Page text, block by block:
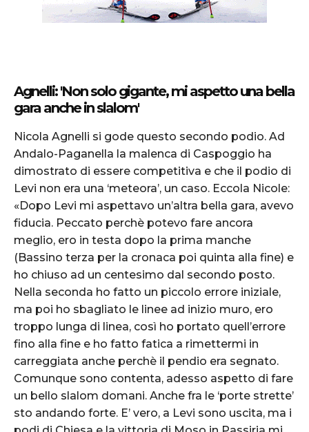
Agnelli: 'Non solo gigante, mi aspetto una bella
gara anche in slalom'
Nicola Agnelli si gode questo secondo podio. Ad
Andalo-Paganella la malenca di Caspoggio ha
dimostrato di essere competitiva e che il podio di
Levi non era una ‘meteora’, un caso. Eccola Nicole:
«Dopo Levi mi aspettavo un’altra bella gara, avevo
fiducia. Peccato perchè potevo fare ancora
meglio, ero in testa dopo la prima manche
(Bassino terza per la cronaca poi quinta alla fine) e
ho chiuso ad un centesimo dal secondo posto.
Nella seconda ho fatto un piccolo errore iniziale,
ma poi ho sbagliato le linee ad inizio muro, ero
troppo lunga di linea, così ho portato quell’errore
fino alla fine e ho fatto fatica a rimettermi in
carreggiata anche perchè il pendio era segnato.
Comunque sono contenta, adesso aspetto di fare
un bello slalom domani. Anche fra le ‘porte strette’
sto andando forte. E’ vero, a Levi sono uscita, ma i